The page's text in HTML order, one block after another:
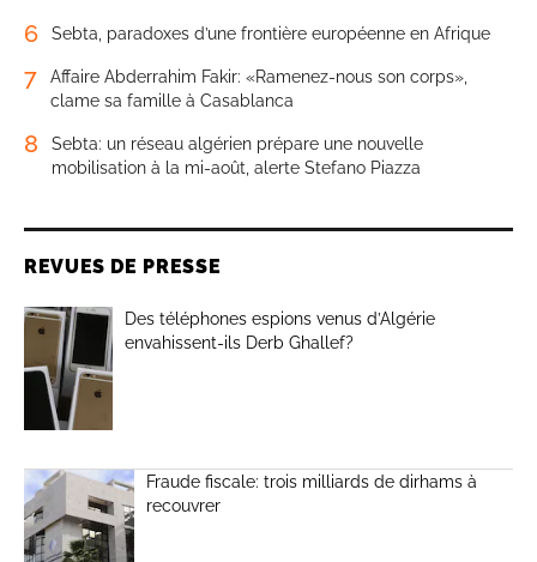
6 Sebta, paradoxes d’une frontière européenne en Afrique
7
Affaire Abderrahim Fakir: «Ramenez-nous son corps»,
clame sa famille à Casablanca
8
Sebta: un réseau algérien prépare une nouvelle
mobilisation à la mi-août, alerte Stefano Piazza
REVUES DE PRESSE
Des téléphones espions venus d’Algérie
envahissent-ils Derb Ghallef?
Fraude fiscale: trois milliards de dirhams à
recouvrer